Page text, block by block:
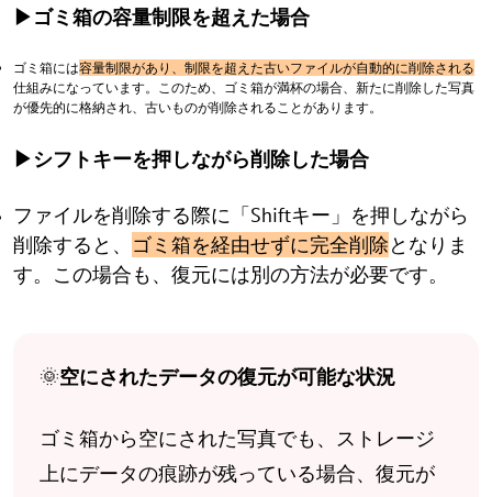
▶ゴミ箱の容量制限を超えた場合
ゴミ箱には容量制限があり、制限を超えた古いファイルが自動的に削除される
仕組みになっています。このため、ゴミ箱が満杯の場合、新たに削除した写真
が優先的に格納され、古いものが削除されることがあります。
▶シフトキーを押しながら削除した場合
ファイルを削除する際に「Shiftキー」を押しながら
削除すると、 ゴミ箱を経由せずに完全削除となりま
す。この場合も、復元には別の方法が必要です。
🌞空にされたデータの復元が可能な状況
ゴミ箱から空にされた写真でも、ストレージ
上にデータの痕跡が残っている場合、復元が